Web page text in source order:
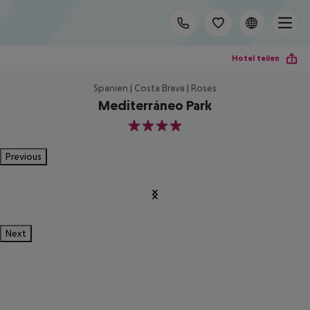
Hotel teilen
Spanien | Costa Brava | Roses
Mediterráneo Park
4
Previous
Next